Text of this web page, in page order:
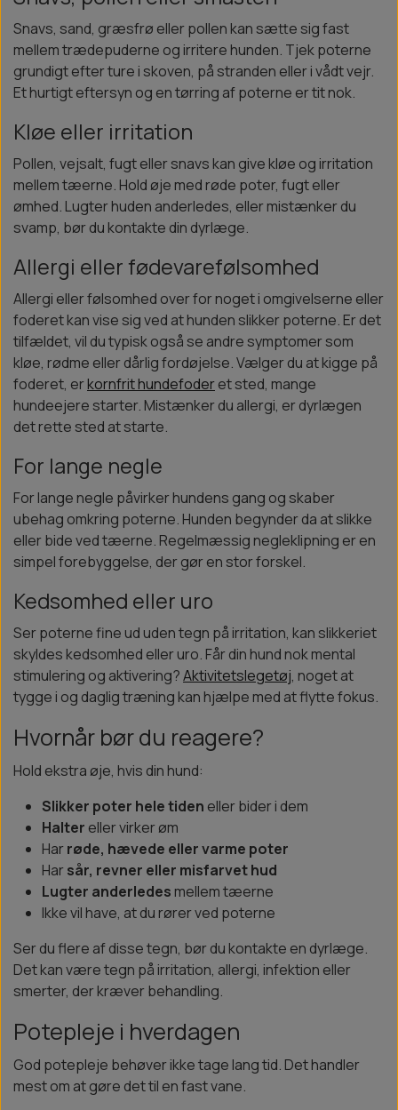
Snavs, sand, græsfrø eller pollen kan sætte sig fast
mellem trædepuderne og irritere hunden. Tjek poterne
grundigt efter ture i skoven, på stranden eller i vådt vejr.
Et hurtigt eftersyn og en tørring af poterne er tit nok.
Kløe eller irritation
Pollen, vejsalt, fugt eller snavs kan give kløe og irritation
mellem tæerne. Hold øje med røde poter, fugt eller
ømhed. Lugter huden anderledes, eller mistænker du
svamp, bør du kontakte din dyrlæge.
Allergi eller fødevarefølsomhed
Allergi eller følsomhed over for noget i omgivelserne eller
foderet kan vise sig ved at hunden slikker poterne. Er det
tilfældet, vil du typisk også se andre symptomer som
kløe, rødme eller dårlig fordøjelse. Vælger du at kigge på
foderet, erkornfrit hundefoderet sted, mange
hundeejere starter. Mistænker du allergi, er dyrlægen
det rette sted at starte.
For lange negle
For lange negle påvirker hundens gang og skaber
ubehag omkring poterne. Hunden begynder da at slikke
eller bide ved tæerne. Regelmæssig negleklipning er en
simpel forebyggelse, der gør en stor forskel.
Kedsomhed eller uro
Ser poterne fine ud uden tegn på irritation, kan slikkeriet
skyldes kedsomhed eller uro. Får din hund nok mental
stimulering og aktivering?Aktivitetslegetøj, noget at
tygge i og daglig træning kan hjælpe med at flytte fokus.
Hvornår bør du reagere?
Hold ekstra øje, hvis din hund:
Slikker poter hele tiden eller bider i dem
Halter eller virker øm
Harrøde, hævede eller varme poter
Harsår, revner eller misfarvet hud
Lugter anderledes mellem tæerne
Ikke vil have, at du rører ved poterne
Ser du flere af disse tegn, bør du kontakte en dyrlæge.
Det kan være tegn på irritation, allergi, infektion eller
smerter, der kræver behandling.
Potepleje i hverdagen
God potepleje behøver ikke tage lang tid. Det handler
mest om at gøre det til en fast vane.